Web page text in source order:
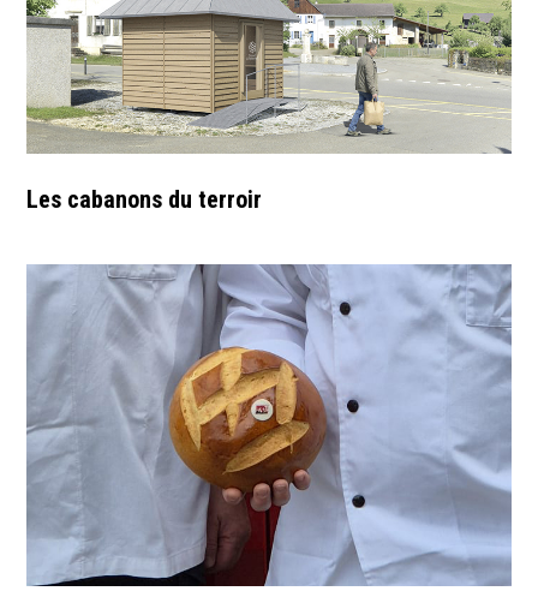
Les cabanons du terroir